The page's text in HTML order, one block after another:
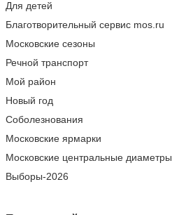
Для детей
Благотворительный сервис mos.ru
Московские сезоны
Речной транспорт
Мой район
Новый год
Соболезнования
Московские ярмарки
Московские центральные диаметры
Выборы-2026